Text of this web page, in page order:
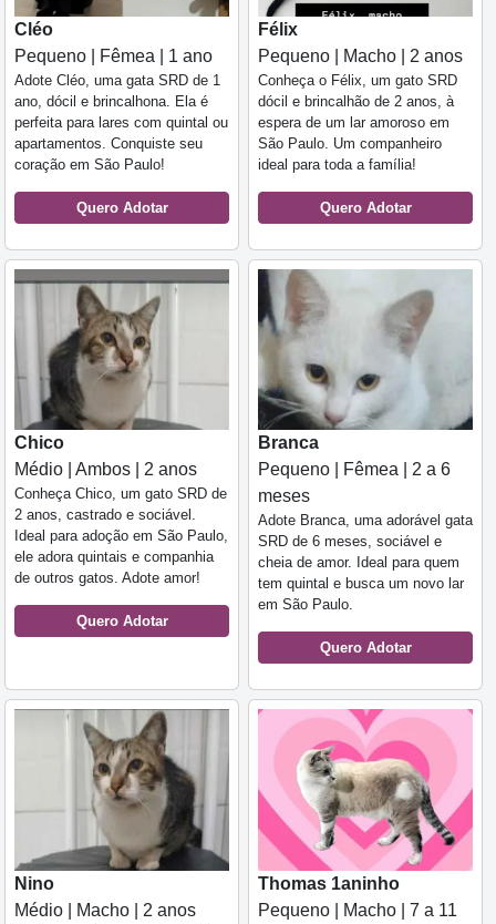
Cléo
Pequeno | Fêmea | 1 ano
Adote Cléo, uma gata SRD de 1
ano, dócil e brincalhona. Ela é
perfeita para lares com quintal ou
apartamentos. Conquiste seu
coração em São Paulo!
Quero Adotar
Félix
Pequeno | Macho | 2 anos
Conheça o Félix, um gato SRD
dócil e brincalhão de 2 anos, à
espera de um lar amoroso em
São Paulo. Um companheiro
ideal para toda a família!
Quero Adotar
Chico
Médio | Ambos | 2 anos
Conheça Chico, um gato SRD de
2 anos, castrado e sociável.
Ideal para adoção em São Paulo,
ele adora quintais e companhia
de outros gatos. Adote amor!
Quero Adotar
Branca
Pequeno | Fêmea | 2 a 6
meses
Adote Branca, uma adorável gata
SRD de 6 meses, sociável e
cheia de amor. Ideal para quem
tem quintal e busca um novo lar
em São Paulo.
Quero Adotar
Nino
Médio | Macho | 2 anos
Thomas 1aninho
Pequeno | Macho | 7 a 11